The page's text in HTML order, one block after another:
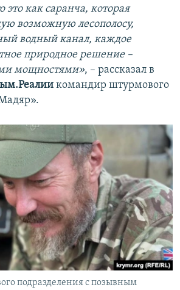
это как саранча, которая
возможную лесополосу,
водный канал, каждое
природное решение –
мощностями», – рассказал в
командир штурмового
подразделения с позывным